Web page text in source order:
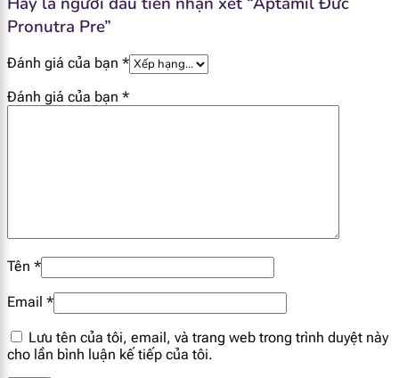
FOS 0.08 g
GOS
Pronutra Pre”
Đánh giá của bạn *
Đánh giá của bạn *
Tên *
Email *
Lưu tên của tôi, email, và trang web trong trình duyệt này
cho lần bình luận kế tiếp của tôi.